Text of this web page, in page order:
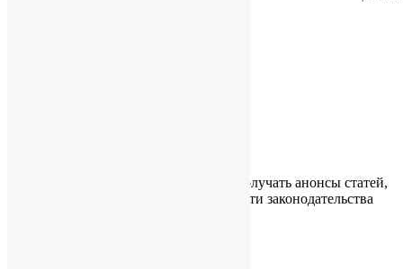
Подпишитесь на обновления, чтобы получать анонсы статей,
публикуемых на сайте, обзоры и новости законодательства